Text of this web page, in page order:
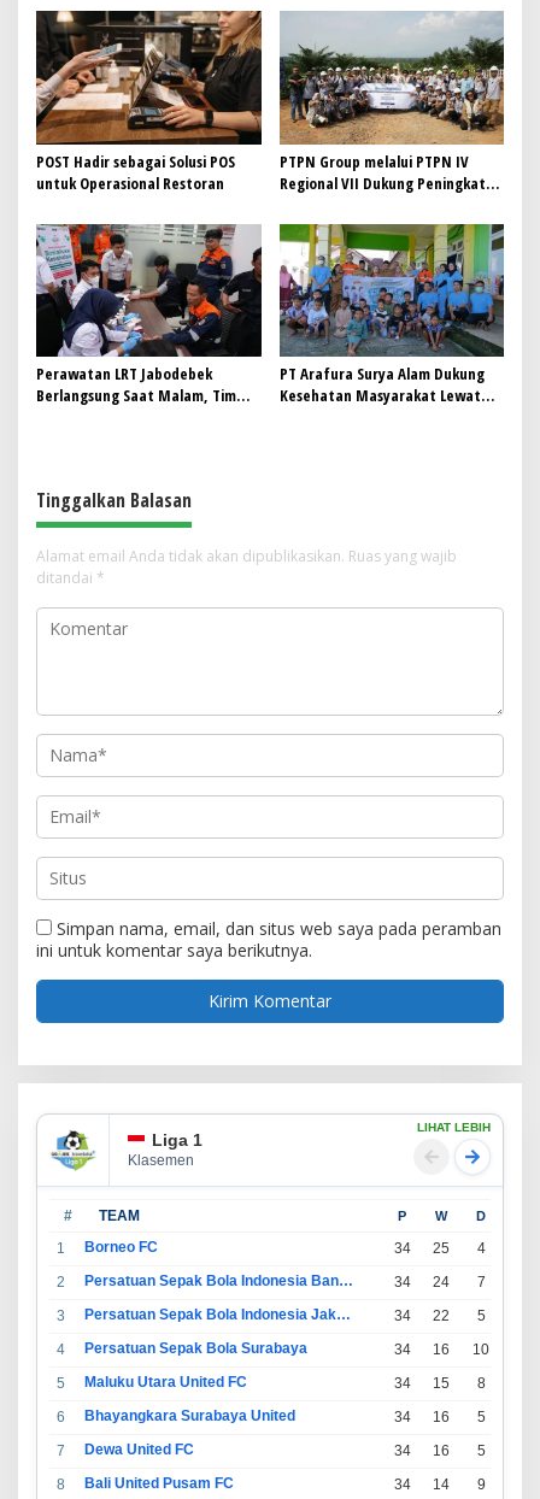
Bioetanol PTPN I (Persero),
Subholding Perkebunan
Nusantara
POST Hadir sebagai Solusi POS
untuk Operasional Restoran
PTPN Group melalui PTPN IV
Regional VII Dukung Peningkatan
Perkebunan Lewat Pelatihan
Avenza Maps di Way Kanan
Perawatan LRT Jabodebek
Berlangsung Saat Malam, Tim
PT Arafura Surya Alam Dukung
Kesehatan Masyarakat Lewat
Tinggalkan Balasan
Alamat email Anda tidak akan dipublikasikan. Ruas yang wajib
ditandai *
Simpan nama, email, dan situs web saya pada peramban
ini untuk komentar saya berikutnya.
Liga 1
Klasemen
LIHAT LEBIH
# TEAM P W D
1 Borneo FC 34 25 4
2
Persatuan Sepak Bola Indonesia Bandung 34 24 7
3
Persatuan Sepak Bola Indonesia Jakarta 34 22 5
4
Persatuan Sepak Bola Surabaya 34 16 10
5
Maluku Utara United FC 34 15 8
6
Bhayangkara Surabaya United 34 16 5
7
Dewa United FC 34 16 5
8
Bali United Pusam FC 34 14 9